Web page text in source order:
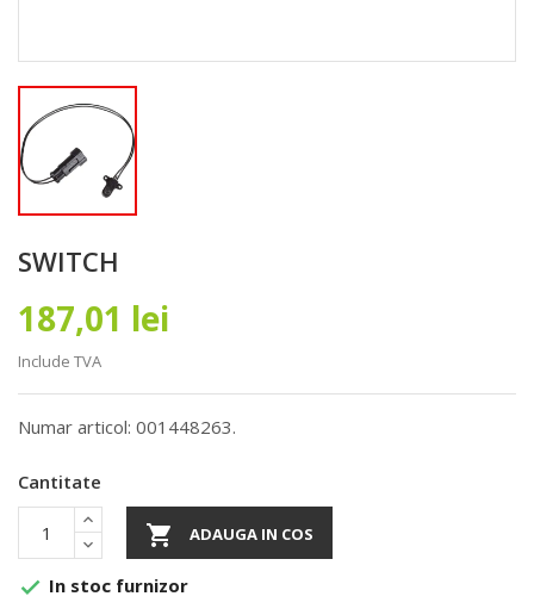
SWITCH
187,01 lei
Include TVA
Numar articol: 001448263.
Cantitate
 ADAUGA IN COS
 In stoc furnizor